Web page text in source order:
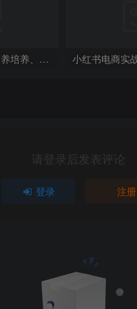
外贸业务提升课：素养培养、客户开发、开发信撰写，全方位打造成为外贸高手
请登录后发表评论
登录 注册